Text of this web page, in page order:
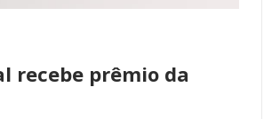
recebe prêmio da